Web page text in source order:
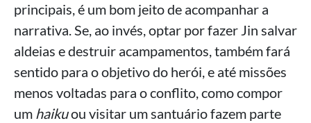
principais, é um bom jeito de acompanhar a
narrativa. Se, ao invés, optar por fazer Jin salvar
aldeias e destruir acampamentos, também fará
sentido para o objetivo do herói, e até missões
menos voltadas para o conflito, como compor
um haikuou visitar um santuário fazem parte